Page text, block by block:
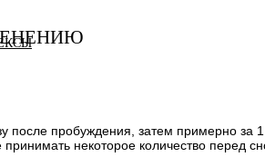
пробуждения, затем примерно за
некоторое количество перед